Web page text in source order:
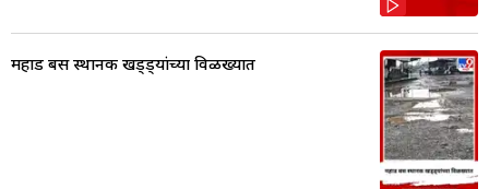
महाड बस स्थानक खड्ड्यांच्या विळख्यात